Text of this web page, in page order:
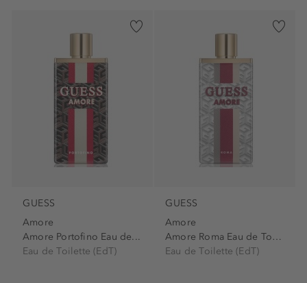
GUESS
Amore
Amore Portofino Eau de...
Eau de Toilette (EdT)
GUESS
Amore
Amore Roma Eau de Toilette...
Eau de Toilette (EdT)